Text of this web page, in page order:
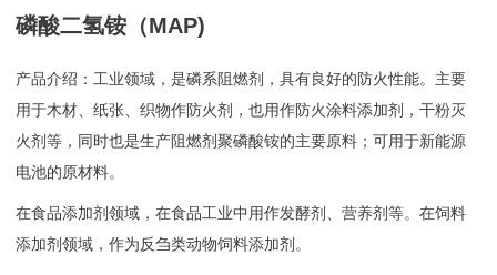
磷酸二氢铵（MAP)
产品介绍：工业领域，是磷系阻燃剂，具有良好的防火性能。主要
用于木材、纸张、织物作防火剂，也用作防火涂料添加剂，干粉灭
火剂等，同时也是生产阻燃剂聚磷酸铵的主要原料；可用于新能源
电池的原材料。
在食品添加剂领域，在食品工业中用作发酵剂、营养剂等。在饲料
添加剂领域，作为反刍类动物饲料添加剂。